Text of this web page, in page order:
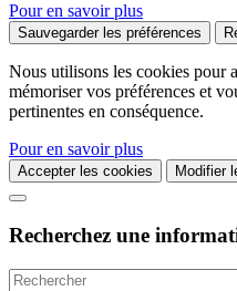
Pour en savoir plus
Sauvegarder les préférences
Nous utilisons les cookies pour
mémoriser vos préférences et
pertinentes en conséquence.
Pour en savoir plus
Accepter les cookies Modifier
Recherchez une